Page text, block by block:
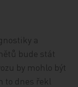
a
bude stát
by mohlo být
to dnes řekl